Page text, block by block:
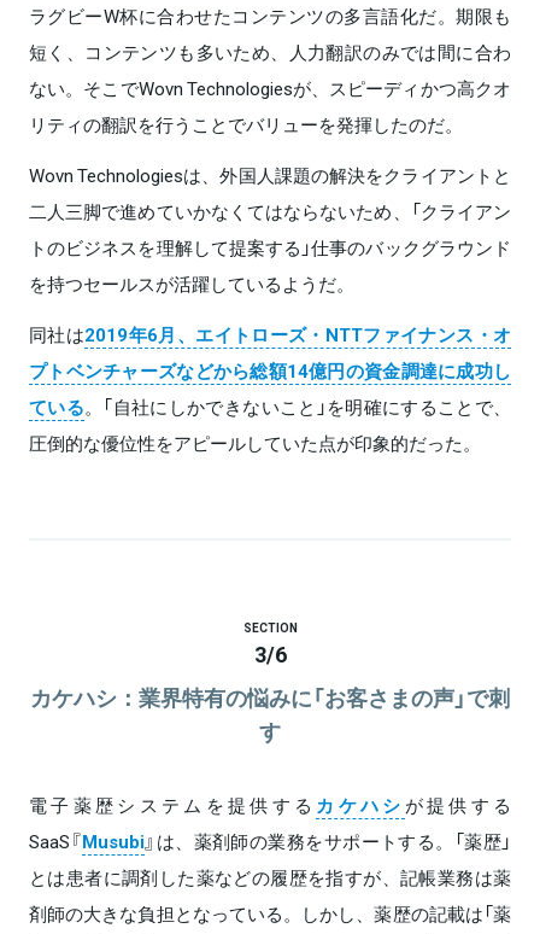
ラグビーW杯に合わせたコンテンツの多言語化だ。期限も
短く、コンテンツも多いため、人力翻訳のみでは間に合わ
ない。そこでWovn Technologiesが、スピーディかつ高クオ
リティの翻訳を行うことでバリューを発揮したのだ。
Wovn Technologiesは、外国人課題の解決をクライアントと
二人三脚で進めていかなくてはならないため、「クライアン
トのビジネスを理解して提案する」仕事のバックグラウンド
を持つセールスが活躍しているようだ。
同社は2019年6月、エイトローズ・NTTファイナンス・オ
プトベンチャーズなどから総額14億円の資金調達に成功し
ている。「自社にしかできないこと」を明確にすることで、
圧倒的な優位性をアピールしていた点が印象的だった。
SECTION
3/6
カケハシ：業界特有の悩みに「お客さまの声」で刺
す
電子薬歴システムを提供する カケハシ が提供する
SaaS『Musubi』は、薬剤師の業務をサポートする。「薬歴」
とは患者に調剤した薬などの履歴を指すが、記帳業務は薬
剤師の大きな負担となっている。しかし、薬歴の記載は「薬